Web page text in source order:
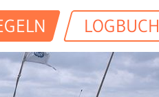
LOGBUCH